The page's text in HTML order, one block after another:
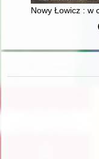
Nowy Łowicz : w